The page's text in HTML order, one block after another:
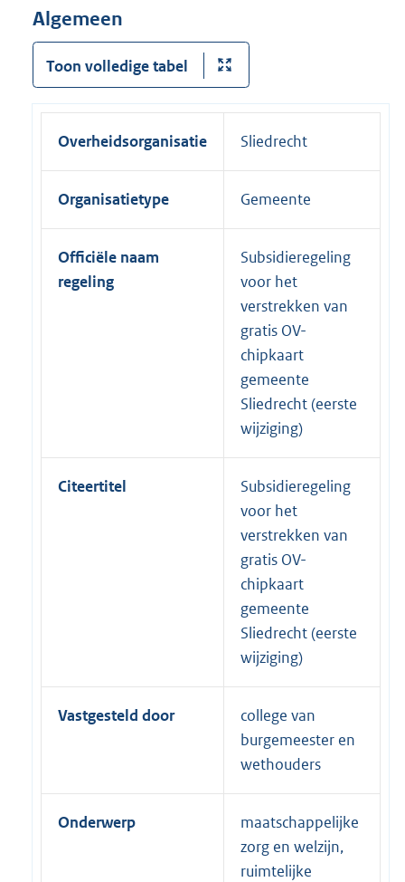
Algemeen
Toon volledige tabel
Overheidsorganisatie Sliedrecht
Organisatietype Gemeente
Officiële naam
regeling
Subsidieregeling
voor het
verstrekken van
gratis OV-
chipkaart
gemeente
Sliedrecht (eerste
wijziging)
Citeertitel
Subsidieregeling
voor het
verstrekken van
gratis OV-
chipkaart
gemeente
Sliedrecht (eerste
wijziging)
Vastgesteld door
college van
burgemeester en
wethouders
Onderwerp
maatschappelijke
zorg en welzijn,
ruimtelijke